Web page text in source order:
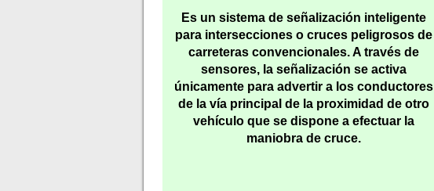
Es un sistema de señalización inteligente
para intersecciones o cruces peligrosos de
carreteras convencionales. A través de
sensores, la señalización se activa
únicamente para advertir a los conductores
de la vía principal de la proximidad de otro
vehículo que se dispone a efectuar la
maniobra de cruce.